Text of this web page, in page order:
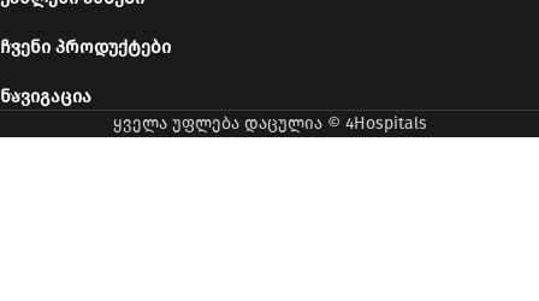
ᲩᲕᲔᲜᲘ ᲞᲠᲝᲓᲣᲥᲢᲔᲑᲘ
ᲜᲐᲕᲘᲒᲐᲪᲘᲐ
ყველა უფლება დაცულია © 4Hospitals